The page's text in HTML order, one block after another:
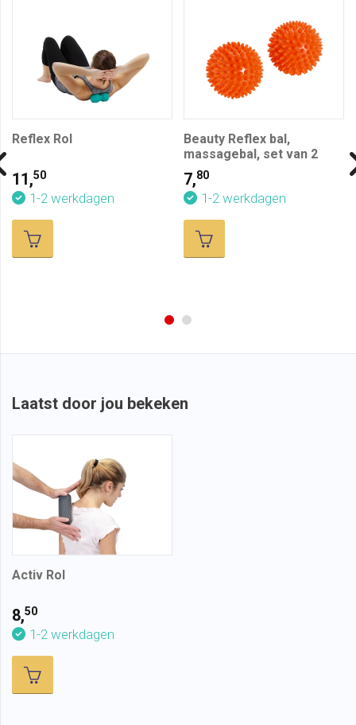
Reflex Rol
11,50
1-2 werkdagen
Beauty Reflex bal,
massagebal, set van 2
7,80
1-2 werkdagen
Laatst door jou bekeken
Activ Rol
8,50
1-2 werkdagen